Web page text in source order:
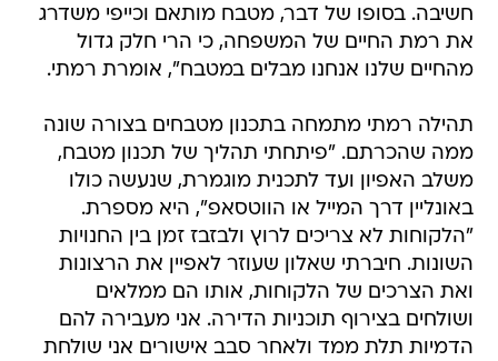
חשיבה. בסופו של דבר, מטבח מותאם וכייפי משדרג
את רמת החיים של המשפחה, כי הרי חלק גדול
מהחיים שלנו אנחנו מבלים במטבח", אומרת רמתי.
תהילה רמתי מתמחה בתכנון מטבחים בצורה שונה
ממה שהכרתם. "פיתחתי תהליך של תכנון מטבח,
משלב האפיון ועד לתכנית מוגמרת, שנעשה כולו
באונליין דרך המייל או הווטסאפ", היא מספרת.
"הלקוחות לא צריכים לרוץ ולבזבז זמן בין החנויות
השונות. חיברתי שאלון שעוזר לאפיין את הרצונות
ואת הצרכים של הלקוחות, אותו הם ממלאים
ושולחים בצירוף תוכניות הדירה. אני מעבירה להם
הדמיות תלת ממד ולאחר סבב אישורים אני שולחת